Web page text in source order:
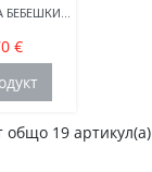
БЕБЕШКИ...
€
общо 19 артикул(а)